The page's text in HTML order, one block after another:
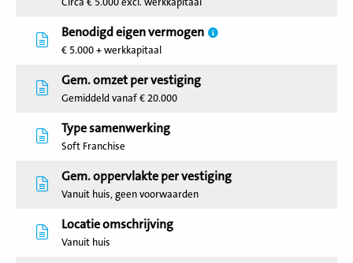
Circa € 5.000 excl. werkkapitaal
Benodigd eigen vermogen
€ 5.000 + werkkapitaal
Gem. omzet per vestiging
Gemiddeld vanaf € 20.000
Type samenwerking
Soft Franchise
Gem. oppervlakte per vestiging
Vanuit huis, geen voorwaarden
Locatie omschrijving
Vanuit huis